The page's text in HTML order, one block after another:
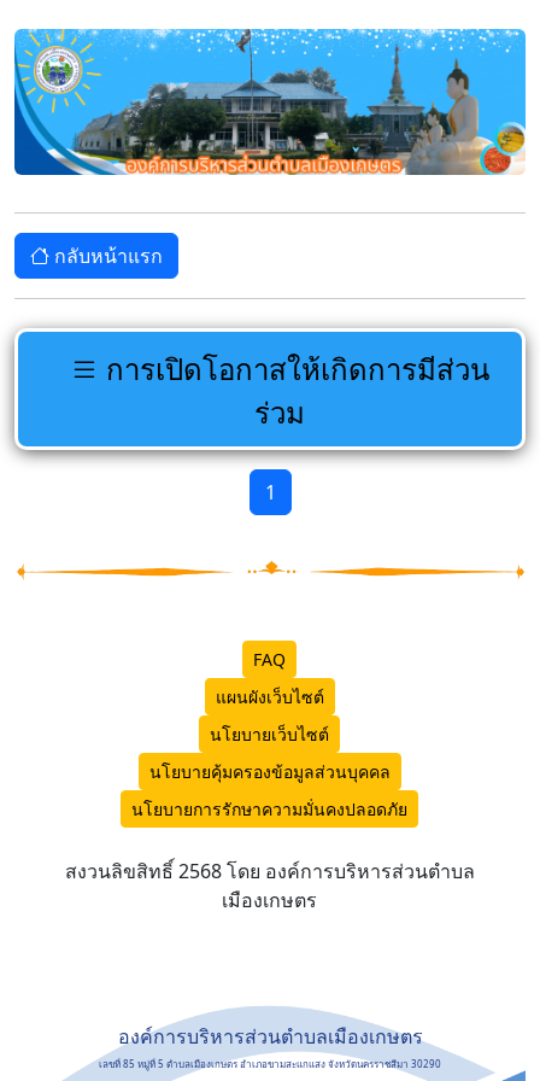
กลับหน้าแรก
การเปิดโอกาสให้เกิดการมีส่วน
ร่วม
1
FAQ
แผนผังเว็บไซต์
นโยบายเว็บไซต์
นโยบายคุ้มครองข้อมูลส่วนบุคคล
นโยบายการรักษาความมั่นคงปลอดภัย
สงวนลิขสิทธิ์ 2568 โดย องค์การบริหารส่วนตำบล
เมืองเกษตร
องค์การบริหารส่วนตำบลเมืองเกษตร
เลขที่ 85 หมู่ที่ 5 ตำบลเมืองเกษตร อำเภอขามสะแกแสง จังหวัดนครราชสีมา 30290